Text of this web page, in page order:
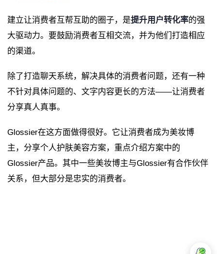
建立让消费者互帮互助的圈子，是提升用户转化率的强
大驱动力。要鼓励消费者互相交流，并为他们打造相应
的渠道。
除了打造聊天系统，解决具体的消费者问题，还有一种
不针对具体问题的、文字内容更长的方法——让消费者
分享真人真事。
Glossier在这方面做得很好。它让消费者成为美妆博
主，分享个人护肤美容方案，重点介绍方案中的
Glossier产品。其中一些美妆博主与Glossier有合作伙伴
关系，但大部分是忠实的消费者。